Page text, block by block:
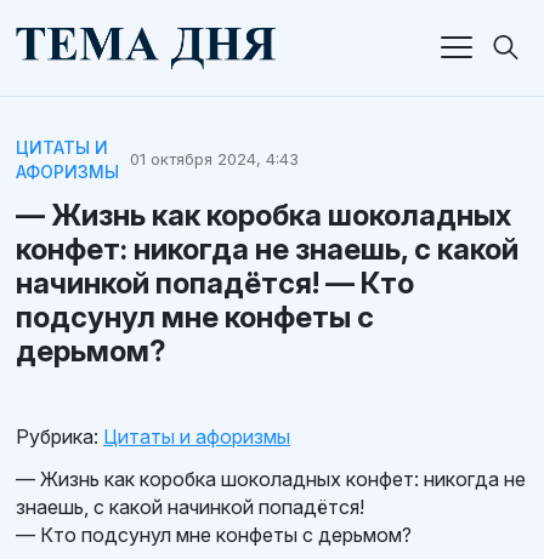
ЦИТАТЫ И
АФОРИЗМЫ
01 октября 2024, 4:43
— Жизнь как коробка шоколадных
конфет: никогда не знаешь, с какой
начинкой попадётся! — Кто
подсунул мне конфеты с
дерьмом?
Рубрика: Цитаты и афоризмы
— Жизнь как коробка шоколадных конфет: никогда не
знаешь, с какой начинкой попадётся!
— Кто подсунул мне конфеты с дерьмом?